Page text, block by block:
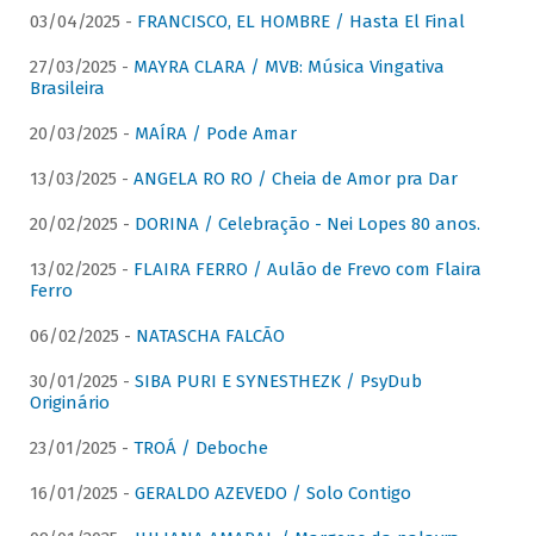
03/04/2025 - FRANCISCO, EL HOMBRE / Hasta El Final
27/03/2025 - MAYRA CLARA / MVB: Música Vingativa
Brasileira
20/03/2025 - MAÍRA / Pode Amar
13/03/2025 - ANGELA RO RO / Cheia de Amor pra Dar
20/02/2025 - DORINA / Celebração - Nei Lopes 80 anos.
13/02/2025 - FLAIRA FERRO / Aulão de Frevo com Flaira
Ferro
06/02/2025 - NATASCHA FALCÃO
30/01/2025 - SIBA PURI E SYNESTHEZK / PsyDub
Originário
23/01/2025 - TROÁ / Deboche
16/01/2025 - GERALDO AZEVEDO / Solo Contigo